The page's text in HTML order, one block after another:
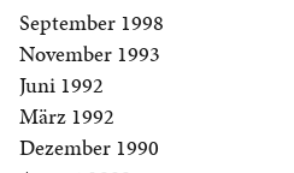
September 1998
November 1993
Juni 1992
März 1992
Dezember 1990